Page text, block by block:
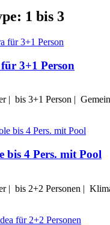
1 bis 3
3+1 Person
| bis 3+1 Person |
bis 4 Pers. mit Pool
| bis 2+2 Personen |